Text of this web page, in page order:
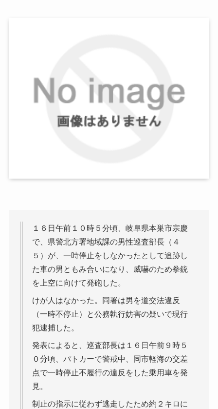
１６日午前１０時５分頃、岐阜県本巣市宗慶
で、県警北方署地域課の男性巡査部長（４
５）が、一時停止をしなかったとして追跡し
た車の男ともみ合いになり、威嚇のため拳銃
を上空に向けて発砲した。
けが人はなかった。同署は男を道交法違反
（一時不停止）と公務執行妨害の疑いで現行
犯逮捕した。
発表によると、巡査部長は１６日午前９時５
０分頃、パトカーで警戒中、同市軽海の交差
点で一時停止不履行の違反をした乗用車を発
見。
制止の指示に従わず逃走したため約２キロに